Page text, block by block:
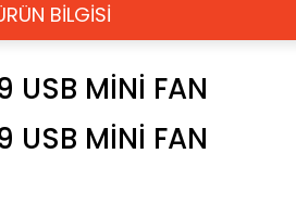
BİLGİSİ
USB MİNİ FAN
USB MİNİ FAN